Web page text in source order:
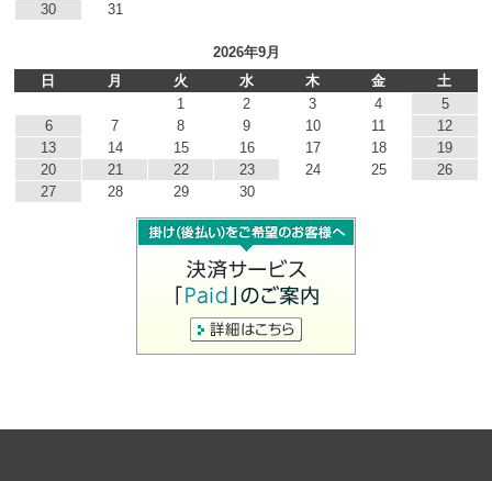
30
31
2026年9月
日
月 火 水 木 金
土
1
2 3 4
5
6
7 8 9 10 11
12
13
14 15 16 17 18
19
20
21 22 23 24 25
26
27
28 29 30